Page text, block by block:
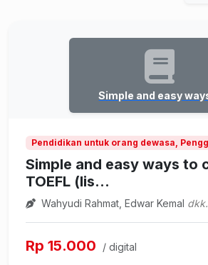
Simple and easy
Pendidikan untuk orang dewasa,
Simple and easy ways to
TOEFL (lis...
Wahyudi Rahmat, Edwar Kemal dkk.
Rp 15.000 / digital